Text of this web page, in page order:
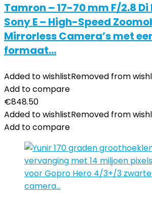
Tamron – 17-70 mm F/2.8 Di
Sony E – High-Speed
Mirrorless Camera’s met
formaat…
Added to wishlistRemoved from
Add to compare
€848.50
Added to wishlistRemoved from
Add to compare